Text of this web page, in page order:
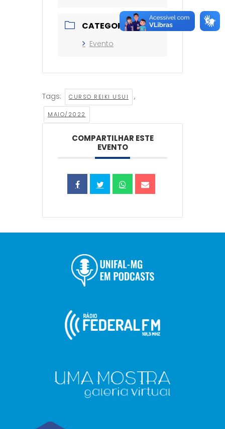
CATEGORIA
Evento
Tags: CURSO REIKI USUI ,
MAIO/2022
COMPARTILHAR ESTE
EVENTO